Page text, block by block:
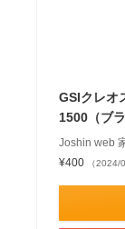
GSIクレオ
1500（ブ
Joshin web
¥400
（2024/